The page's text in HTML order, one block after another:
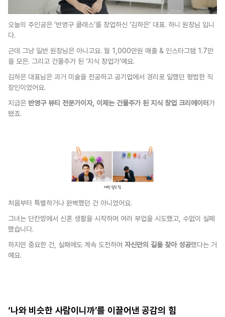
오늘의 주인공은 ‘반영구 클래스’를 창업하신 ‘김하은’ 대표. 하니 원장님 입니
다.
근데 그냥 일반 원장님은 아니고요. 월 1,000만원 매출 & 인스타그램 1.7만
을 모은. 그리고 건물주가 된 ‘지식 창업가’예요.
김하은 대표님은 과거 미술을 전공하고 공기업에서 경리로 일했던 평범한 직
장인이었어요.
지금은 반영구 뷰티 전문가이자, 이제는 건물주가 된 지식 창업 크리에이터가
됐죠.
처음부터 특별하거나 완벽했던 건 아니었어요.
그녀는 단칸방에서 신혼 생활을 시작하며 여러 부업을 시도했고, 수없이 실패
했습니다.
하지만 중요한 건, 실패에도 계속 도전하며 자신만의 길을 찾아 성공했다는 거
예요.
‘나와 비슷한 사람이니까’를 이끌어낸 공감의 힘